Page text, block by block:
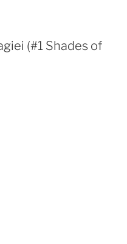
(#1 Shades of